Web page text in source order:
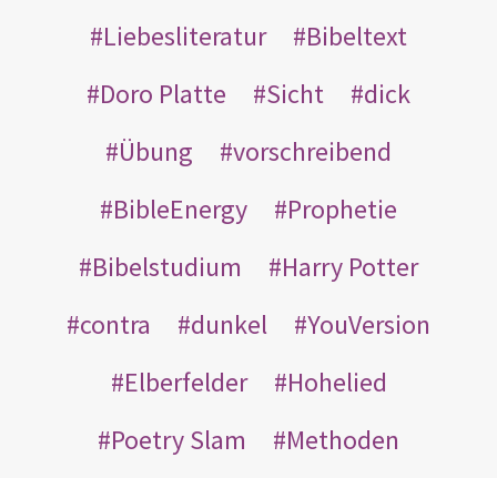
Liebesliteratur
Bibeltext
Doro Platte
Sicht
dick
Übung
vorschreibend
BibleEnergy
Prophetie
Bibelstudium
Harry Potter
contra
dunkel
YouVersion
Elberfelder
Hohelied
Poetry Slam
Methoden